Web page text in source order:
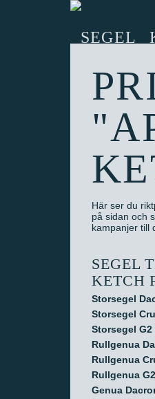
SEGEL
Här ser du
på sidan och
kampanjer till
SEGEL
KETCH
Storsegel
Storsegel
Storsegel G2
Rullgenua
Rullgenua
Rullgenua
Genua